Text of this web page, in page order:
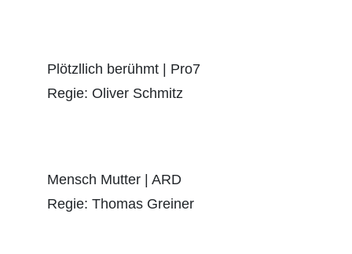
Plötzllich berühmt | Pro7
Regie: Oliver Schmitz
Mensch Mutter | ARD
Regie: Thomas Greiner